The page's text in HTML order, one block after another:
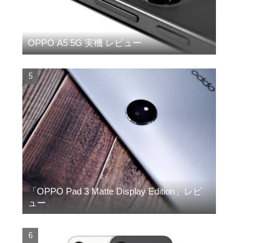
OPPO A5 5G 実機 レビュー
「OPPO Pad 3 Matte Display Edition」レビ
ュー